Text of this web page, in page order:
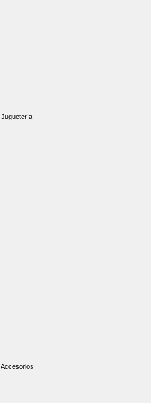
Juguetería
Accesorios